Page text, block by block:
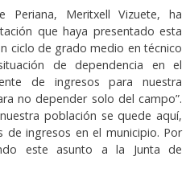
Meritxell Vizuete, ha
que haya presentado esta
ciclo de grado medio en técnico
de dependencia en el
de ingresos para nuestra
no depender solo del campo”.
población se quede aquí,
ingresos en el municipio. Por
este asunto a la Junta de